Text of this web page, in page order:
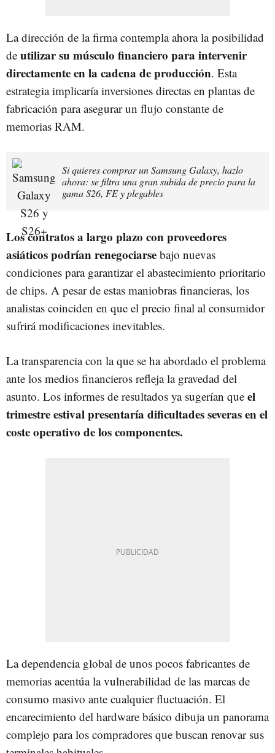
La dirección de la firma contempla ahora la posibilidad
de utilizar su músculo financiero para intervenir
directamente en la cadena de producción. Esta
estrategia implicaría inversiones directas en plantas de
fabricación para asegurar un flujo constante de
memorias RAM.
Si quieres comprar un Samsung Galaxy, hazlo
ahora: se filtra una gran subida de precio para la
gama S26, FE y plegables
Los contratos a largo plazo con proveedores
asiáticos podrían renegociarse bajo nuevas
condiciones para garantizar el abastecimiento prioritario
de chips. A pesar de estas maniobras financieras, los
analistas coinciden en que el precio final al consumidor
sufrirá modificaciones inevitables.
La transparencia con la que se ha abordado el problema
ante los medios financieros refleja la gravedad del
asunto. Los informes de resultados ya sugerían que el
trimestre estival presentaría dificultades severas en el
coste operativo de los componentes.
La dependencia global de unos pocos fabricantes de
memorias acentúa la vulnerabilidad de las marcas de
consumo masivo ante cualquier fluctuación. El
encarecimiento del hardware básico dibuja un panorama
complejo para los compradores que buscan renovar sus